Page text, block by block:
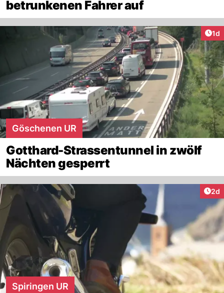
betrunkenen Fahrer auf
1d
Göschenen UR
Gotthard-Strassentunnel in zwölf
Nächten gesperrt
2d
Spiringen UR